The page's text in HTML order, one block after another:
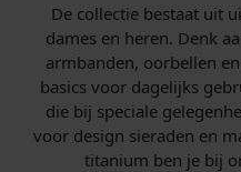
De collectie bestaat uit
dames en heren. Denk
armbanden, oorbellen
basics voor dagelijks
die bij speciale
voor design sieraden en
titanium ben je bij